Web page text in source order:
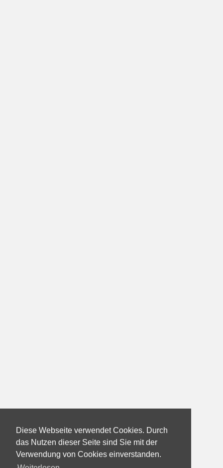
Diese Webseite verwendet Cookies. Durch
das Nutzen dieser Seite sind Sie mit der
Verwendung von Cookies einverstanden.